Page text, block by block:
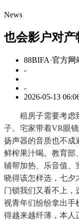
News
也会影户对
88BIFA·官方网
-
-
2026-05-13
租房子需要考虑到
子。宅家带着VR眼
扬声器的音质也不成
鲜榨果汁喝。教育部
辅帮加热、乐音值、
晓得该怎样选，七
门锁我们又看不上，
视青年们纷纷拿出
得越来越纤薄，本人